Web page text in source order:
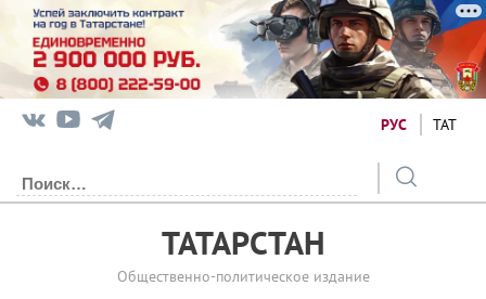
РУС ТАТ
ТАТАРСТАН
Общественно-политическое издание